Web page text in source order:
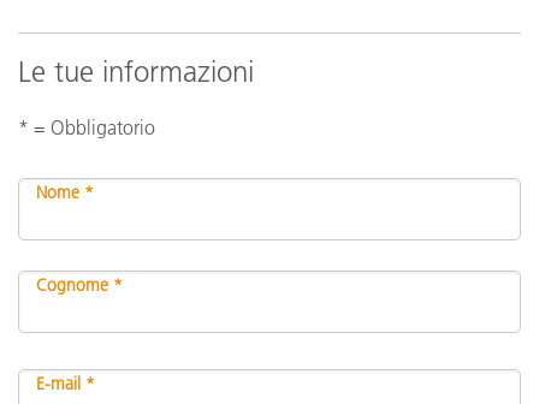
Le tue informazioni
* = Obbligatorio
Nome *
Cognome *
E-mail *